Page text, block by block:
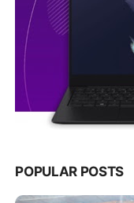
POPULAR POSTS